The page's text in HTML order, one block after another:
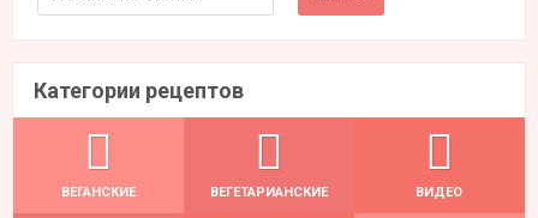
Категории рецептов
ВЕГАНСКИЕ ВЕГЕТАРИАНСКИЕ ВИДЕО